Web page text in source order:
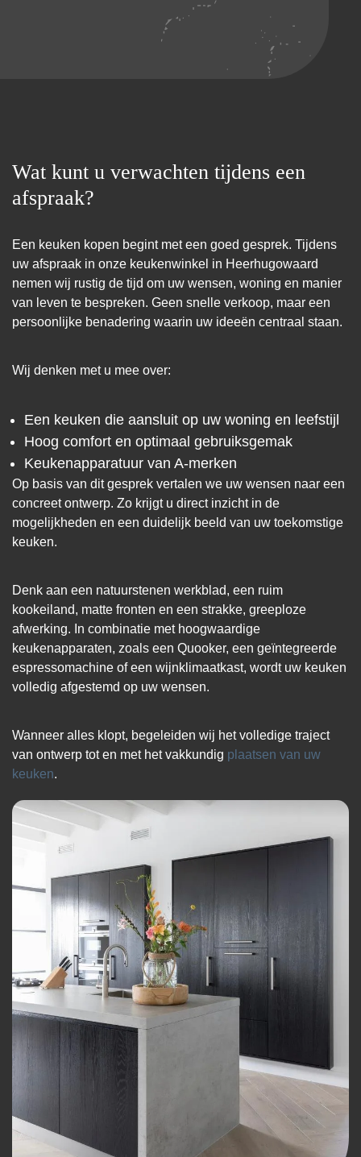
Wat kunt u verwachten tijdens een
afspraak?
Een keuken kopen begint met een goed gesprek. Tijdens
uw afspraak in onze keukenwinkel in Heerhugowaard
nemen wij rustig de tijd om uw wensen, woning en manier
van leven te bespreken. Geen snelle verkoop, maar een
persoonlijke benadering waarin uw ideeën centraal staan.
Wij denken met u mee over:
Een keuken die aansluit op uw woning en leefstijl
Hoog comfort en optimaal gebruiksgemak
Keukenapparatuur van A-merken
Op basis van dit gesprek vertalen we uw wensen naar een
concreet ontwerp. Zo krijgt u direct inzicht in de
mogelijkheden en een duidelijk beeld van uw toekomstige
keuken.
Denk aan een natuurstenen werkblad, een ruim
kookeiland, matte fronten en een strakke, greeploze
afwerking. In combinatie met hoogwaardige
keukenapparaten, zoals een Quooker, een geïntegreerde
espressomachine of een wijnklimaatkast, wordt uw keuken
volledig afgestemd op uw wensen.
Wanneer alles klopt, begeleiden wij het volledige traject
van ontwerp tot en met het vakkundig plaatsen van uw
keuken.